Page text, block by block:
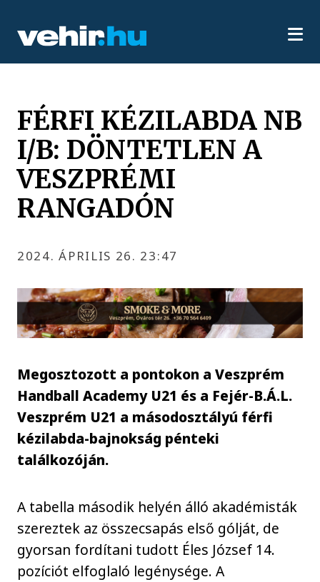
FÉRFI KÉZILABDA NB
I/B: DÖNTETLEN A
VESZPRÉMI
RANGADÓN
2024. ÁPRILIS 26. 23:47
Megosztozott a pontokon a Veszprém
Handball Academy U21 és a Fejér-B.Á.L.
Veszprém U21 a másodosztályú férfi
kézilabda-bajnokság pénteki
találkozóján.
A tabella második helyén álló akadémisták
szereztek az összecsapás első gólját, de
gyorsan fordítani tudott Éles József 14.
pozíciót elfoglaló legénysége. A